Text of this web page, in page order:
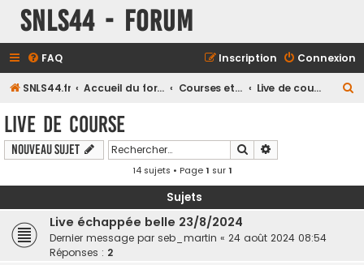
SNLS44 - Forum
FAQ Connexion
Inscription
SNLS44.fr Accueil du forum Courses et compétitions Live de course
c
Live de course
Nouveau sujet Rechercher
14 sujets • Page1 sur1
Sujets
Live échappée belle 23/8/2024
Dernier message par seb_martin « 24 août 2024 08:54
Réponses : 2